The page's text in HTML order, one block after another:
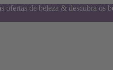
ofertas de beleza & descubra os